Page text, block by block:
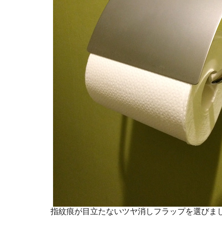
指紋痕が目立たないツヤ消しフラップを選びま